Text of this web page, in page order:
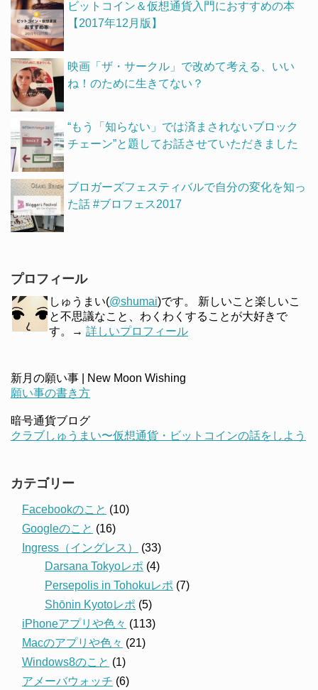
ビットコイン＆仮想通貨入門におすすめの本
【2017年12月版】
映画「ザ・サークル」で改めて考える、いい
ね！のために生きてない？
“もう「知らない」では済まされないブロック
チェーン”と題してお話させていただきました
ブロガーズフェスティバルで自分の変化を知っ
た話 #ブロフェス2017
プロフィール
しゅうまい(@shumai)です。 新しいこと楽しいこ
と不思議なこと、わくわくすることが大好きで
す。→ 詳しいプロフィール
新月の願い事 | New Moon Wishing
願い事の書き方
暗号通貨ブログ
クラブしゅうまい〜仮想通貨・ビットコインの話をしよう
カテゴリー
Facebookのこと (10)
Googleのこと (16)
Ingress（イングレス）
(33)
Darsana Tokyoレポ (4)
Persepolis in Tohokuレポ (7)
Shōnin Kyotoレポ (5)
iPhoneアプリや色々 (113)
Macのアプリや色々 (21)
Windows8のこと (1)
アメーバウォッチ (6)